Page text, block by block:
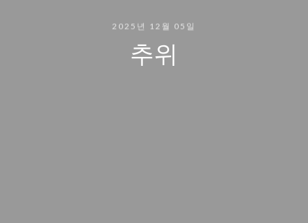
2025년 12월 05일
추위